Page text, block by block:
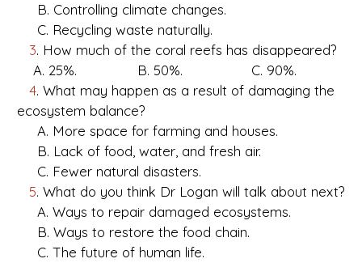
B. Controlling climate changes.
C. Recycling waste naturally.
3. How much of the coral reefs has disappeared?
A. 25%. B. 50%. C. 90%.
4. What may happen as a result of damaging the
ecosystem balance?
A. More space for farming and houses.
B. Lack of food, water, and fresh air.
C. Fewer natural disasters.
5. What do you think Dr Logan will talk about next?
A. Ways to repair damaged ecosystems.
B. Ways to restore the food chain.
C. The future of human life.